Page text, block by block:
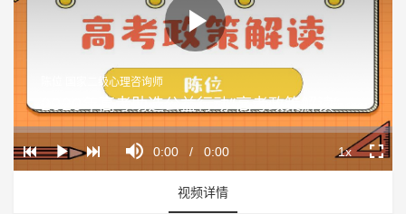
Play
Video
Play
Current
Time
0:00 / Duration
0:00
Loaded:
0%
Progress:
0%
Playback
Rate
1x
陈位 国家二级心理咨询师
2020年高考助选公益行动“高考政策解读”
视频详情